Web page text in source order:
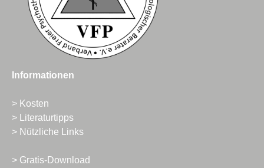
Informationen
> Kosten
> Literaturtipps
> Nützliche Links
> Gratis-Download